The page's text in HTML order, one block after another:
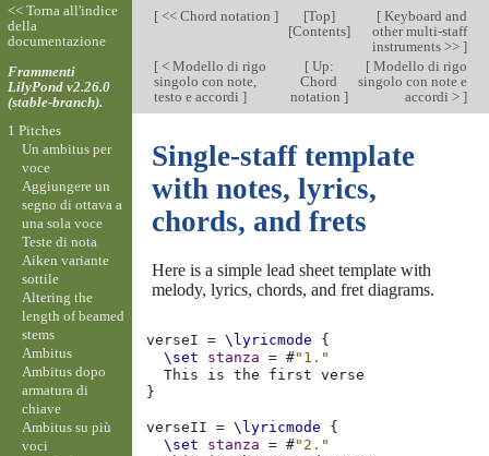
[<< Chord notation ] [Top]
[Contents]
[Keyboard and
other multi-staff
instruments >> ]
[< Modello di rigo
singolo con note,
testo e accordi ]
[Up:
Chord
notation ]
[Modello di rigo
singolo con note e
accordi > ]
Single-staff template
with notes, lyrics,
chords, and frets
Here is a simple lead sheet template with
melody, lyrics, chords, and fret diagrams.
verseI = \lyricmode
{
\set
stanza = #"1."
This
is the first
}
verseII = \lyricmode
{
\set
stanza = #"2."
<< Torna all'indice
della
documentazione
Frammenti
LilyPond v2.26.0
(stable-branch).
1 Pitches
Un ambitus per
voce
Aggiungere un
segno di ottava a
una sola voce
Teste di nota
Aiken variante
sottile
Altering the
length of beamed
stems
Ambitus
Ambitus dopo
armatura di
chiave
Ambitus su più
voci